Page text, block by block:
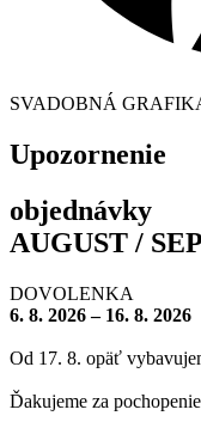
SVADOBNÁ
Upozornenie
objednávky
AUGUST /
DOVOLENKA
6. 8. 2026 – 16. 8. 2026
Od 17. 8. opäť
Ďakujeme za